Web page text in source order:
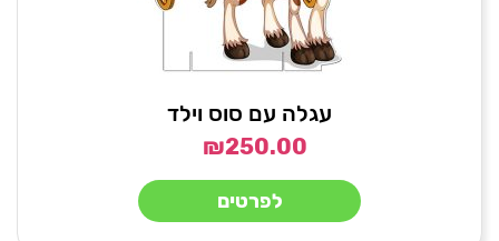
עגלה עם סוס וילד
₪250.00
לפרטים